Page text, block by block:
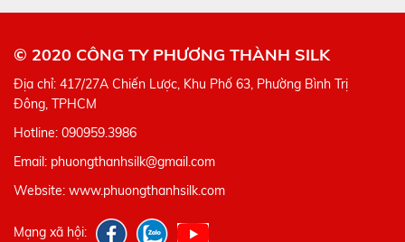
© 2020 CÔNG TY PHƯƠNG THÀNH SILK
Địa chỉ: 417/27A Chiến Lược, Khu Phố 63, Phường Bình Trị
Đông, TPHCM
Hotline: 090959.3986
Email: phuongthanhsilk@gmail.com
Website: www.phuongthanhsilk.com
Mạng xã hội: